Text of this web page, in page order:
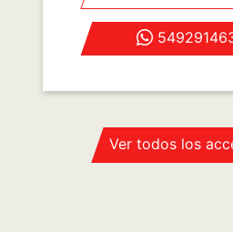
Ver todos los